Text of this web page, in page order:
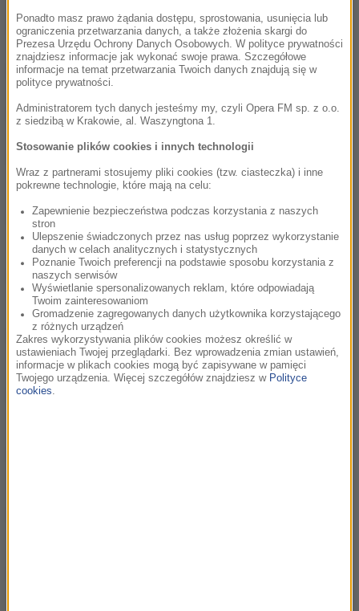
Bliskie Spotkania z Vito Bambino cz.3
Bliskie Spotkania z Vito Bambino cz.2 01:42
Bliskie Spotkania z Vito Bambino cz.1 01:39
cz. 10 Jakub Małecki w Bliskich Spotkaniach
RMF Classic
cz. 9 Jakub Małecki w Bliskich Spotkaniach
RMF Classic
02:19
cz. 8 Jakub Małecki w Bliskich Spotkaniach
RMF Classic
cz. 7 Jakub Małecki w Bliskich Spotkaniach
RMF Classic
cz. 6 Jakub Małecki w Bliskich Spotkaniach
Ponadto masz prawo żądania dostępu, sprostowania, usunięcia lub
ograniczenia przetwarzania danych, a także złożenia skargi do
Prezesa Urzędu Ochrony Danych Osobowych. W polityce prywatności
znajdziesz informacje jak wykonać swoje prawa. Szczegółowe
informacje na temat przetwarzania Twoich danych znajdują się w
polityce prywatności.
Administratorem tych danych jesteśmy my, czyli Opera FM sp. z o.o.
z siedzibą w Krakowie, al. Waszyngtona 1.
Stosowanie plików cookies i innych technologii
Wraz z partnerami stosujemy pliki cookies (tzw. ciasteczka) i inne
pokrewne technologie, które mają na celu:
Zapewnienie bezpieczeństwa podczas korzystania z naszych
stron
Ulepszenie świadczonych przez nas usług poprzez wykorzystanie
danych w celach analitycznych i statystycznych
Poznanie Twoich preferencji na podstawie sposobu korzystania z
naszych serwisów
Wyświetlanie spersonalizowanych reklam, które odpowiadają
Twoim zainteresowaniom
Gromadzenie zagregowanych danych użytkownika korzystającego
z różnych urządzeń
Zakres wykorzystywania plików cookies możesz określić w
ustawieniach Twojej przeglądarki. Bez wprowadzenia zmian ustawień,
informacje w plikach cookies mogą być zapisywane w pamięci
Twojego urządzenia. Więcej szczegółów znajdziesz w Polityce
cookies.